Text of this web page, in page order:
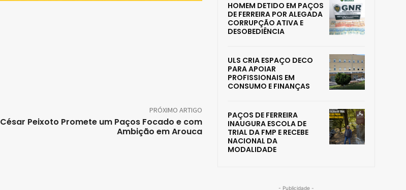
PRÓXIMO ARTIGO
César Peixoto Promete um Paços Focado e com
Ambição em Arouca
HOMEM DETIDO EM PAÇOS
DE FERREIRA POR ALEGADA
CORRUPÇÃO ATIVA E
DESOBEDIÊNCIA
ULS CRIA ESPAÇO DECO
PARA APOIAR
PROFISSIONAIS EM
CONSUMO E FINANÇAS
PAÇOS DE FERREIRA
INAUGURA ESCOLA DE
TRIAL DA FMP E RECEBE
NACIONAL DA
MODALIDADE
- Publicidade -